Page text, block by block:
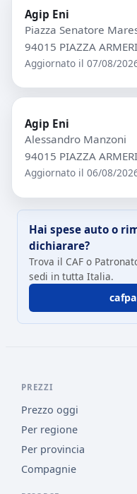
Agip Eni
Piazza Senatore
94015 PIAZZA
Aggiornato il 07/08/
Agip Eni
Alessandro Manzoni
94015 PIAZZA
Aggiornato il 06/08/
Hai spese auto o
dichiarare?
Trova il CAF o
sedi in tutta Italia.
PREZZI
Prezzo oggi
Per regione
Per provincia
Compagnie